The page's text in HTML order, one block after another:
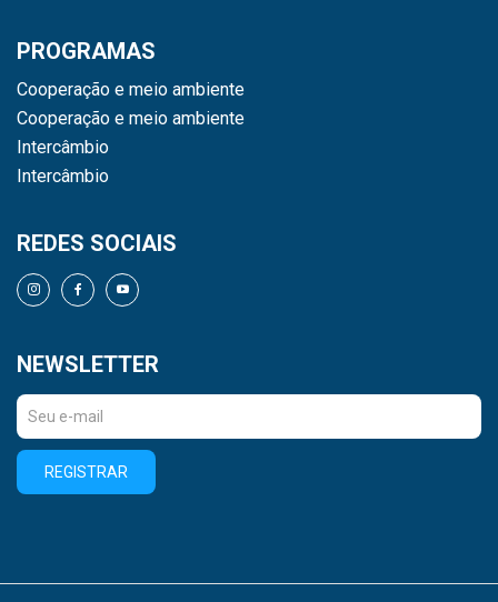
PROGRAMAS
Cooperação e meio ambiente
Cooperação e meio ambiente
Intercâmbio
Intercâmbio
REDES SOCIAIS
NEWSLETTER
REGISTRAR